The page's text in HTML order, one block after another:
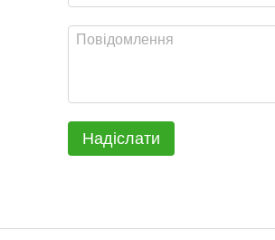
Надіслати